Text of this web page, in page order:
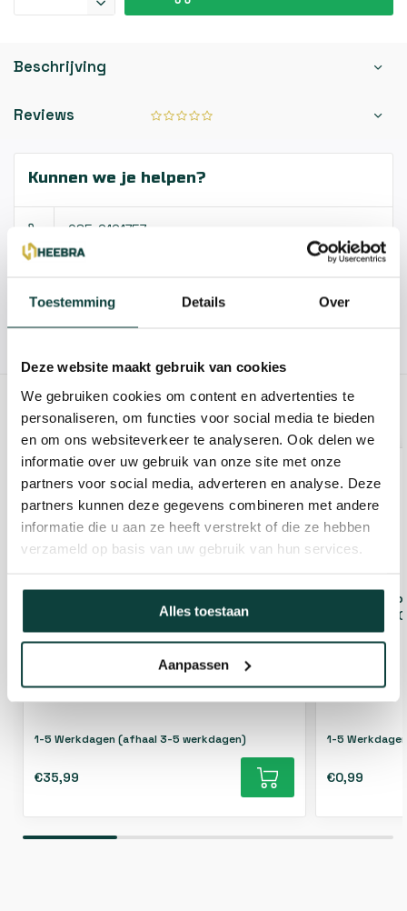
Toestemming Details Over
Deze website maakt gebruik van cookies
We gebruiken cookies om content en advertenties te
personaliseren, om functies voor social media te bieden
en om ons websiteverkeer te analyseren. Ook delen we
informatie over uw gebruik van onze site met onze
partners voor social media, adverteren en analyse. Deze
partners kunnen deze gegevens combineren met andere
informatie die u aan ze heeft verstrekt of die ze hebben
verzameld op basis van uw gebruik van hun services.
Alles toestaan
Aanpassen
Beschrijving
Reviews
Kunnen we je helpen?
085-2121757
Hovenier of klusbedrijf? Neem contact met ons op voor
GERELATEERDE PRODUCTEN
verzinkt - 100 stuks
1-5 Werkdagen (afhaal 3-5 werkdagen)
€35,99
verzinkt -
1-5
€0,99